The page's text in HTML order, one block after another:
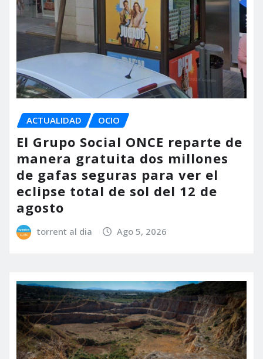
ACTUALIDAD OCIO
El Grupo Social ONCE reparte de
manera gratuita dos millones
de gafas seguras para ver el
eclipse total de sol del 12 de
agosto
torrent al dia Ago 5, 2026